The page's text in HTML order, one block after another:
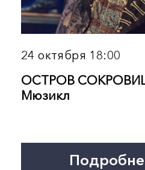
ПОСВЯЩЕНИЕ ВЯЧЕСЛАВУ
ДОБРЫНИНУ. Концерт